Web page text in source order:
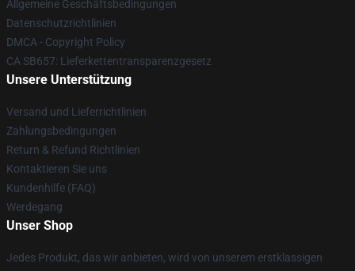
Allgemeine Geschäftsbedingungen
Datenschutzrichtlinien
DMCA - Copyright Policy
CA SB657: Lieferkettentransparenzgesetz
Unsere Unterstützung
Versand und Lieferrichtlinien
Zahlungsbedingungen
Return & Refund Richtlinien
Kontaktieren Sie uns
Kundenhilfe (FAQ)
Werdegang
Unser Shop
Jedes Produkt, das wir anbieten, wird von unserem erstklassigen